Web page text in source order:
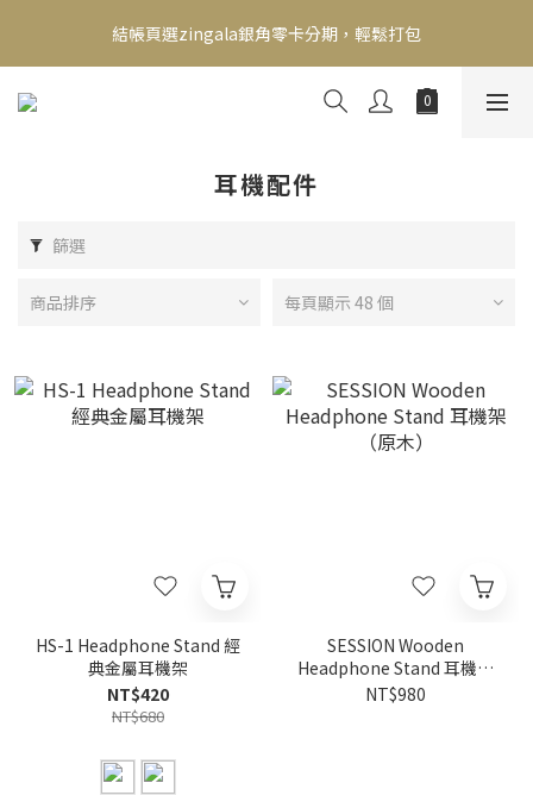
新會員送500！滿額最高回饋2000，刷卡最高12期零利率，馬上了
解👉
結帳頁選zingala銀角零卡分期，輕鬆打包
新會員送500！滿額最高回饋2000，刷卡最高12期零利率，馬上了
耳機配件
篩選
商品排序 每頁顯示 48 個
HS-1 Headphone Stand 經
典金屬耳機架
NT$420
NT$680
SESSION Wooden
Headphone Stand 耳機架
（原木）
NT$980